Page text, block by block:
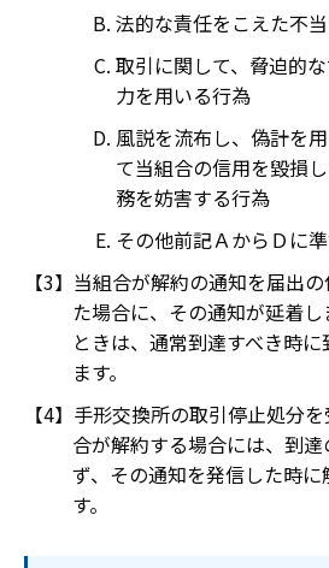
法的な責任をこえた不
取引に関して、脅迫的
力を用いる行為
風説を流布し、偽計を
て当組合の信用を毀損
務を妨害する行為
その他前記ＡからＤに
当組合が解約の通知を届出
た場合に、その通知が延着
ときは、通常到達すべき時
ます。
手形交換所の取引停止処分
合が解約する場合には、到
ず、その通知を発信した時
す。